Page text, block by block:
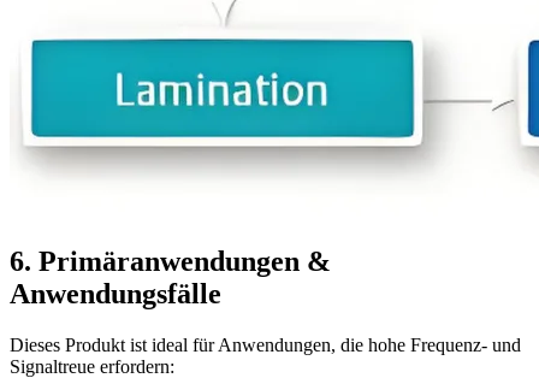
6. Primäranwendungen &
Anwendungsfälle
Dieses Produkt ist ideal für Anwendungen, die hohe Frequenz- und
Signaltreue erfordern: